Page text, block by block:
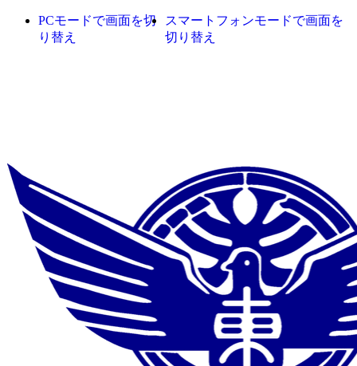
PCモードで画面を切
り替え
スマートフォンモードで画面を
切り替え